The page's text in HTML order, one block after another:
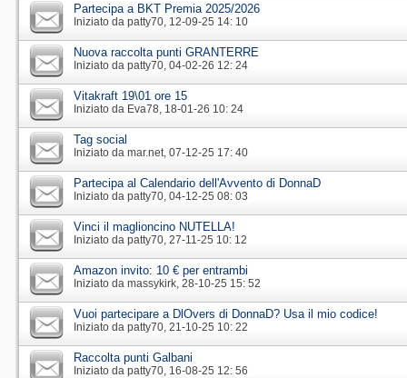
Partecipa a BKT Premia 2025/2026
Iniziato da patty70‎, 12-09-25 14: 10
Nuova raccolta punti GRANTERRE
Iniziato da patty70‎, 04-02-26 12: 24
Vitakraft 19\01 ore 15
Iniziato da Eva78‎, 18-01-26 10: 24
Tag social
Iniziato da mar.net‎, 07-12-25 17: 40
Partecipa al Calendario dell'Avvento di DonnaD
Iniziato da patty70‎, 04-12-25 08: 03
Vinci il maglioncino NUTELLA!
Iniziato da patty70‎, 27-11-25 10: 12
Amazon invito: 10 € per entrambi
Iniziato da massykirk‎, 28-10-25 15: 52
Vuoi partecipare a DlOvers di DonnaD? Usa il mio codice!
Iniziato da patty70‎, 21-10-25 10: 22
Raccolta punti Galbani
Iniziato da patty70‎, 16-08-25 12: 56